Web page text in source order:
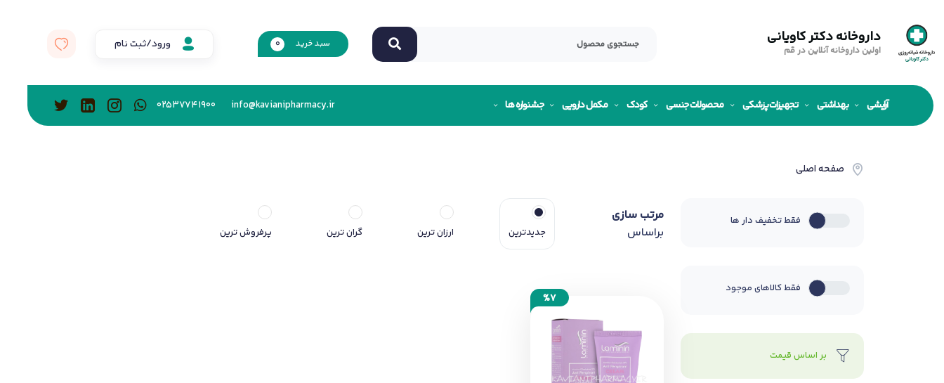
داروخانه دکتر کاویانی
اولین داروخانه آنلاین در قم
سبد خرید 0 ورود/ثبت نام
آرایشی بهداشتی تجهیزات پزشکی محصولات جنسی کودک مکمل دارویی جشنواره ها info@kavianipharmacy.ir
02537741900
صفحه اصلی
فقط تخفیف دار ها
فقط کالاهای موجود
بر اساس قیمت
مرتب سازی
براساس
جدیدترین ارزان ترین گران ترین پرفروش ترین
%7